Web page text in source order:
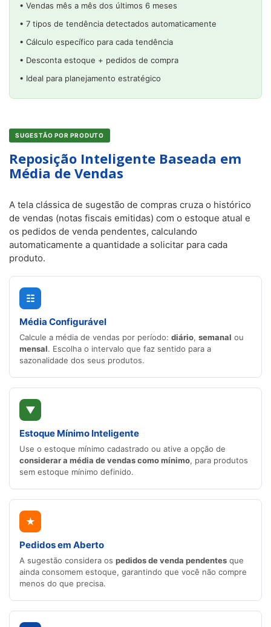
• Vendas mês a mês dos últimos 6 meses
• 7 tipos de tendência detectados automaticamente
• Cálculo específico para cada tendência
• Desconta estoque + pedidos de compra
• Ideal para planejamento estratégico
SUGESTÃO POR PRODUTO
Reposição Inteligente Baseada em
Média de Vendas
A tela clássica de sugestão de compras cruza o histórico
de vendas (notas fiscais emitidas) com o estoque atual e
os pedidos de venda pendentes, calculando
automaticamente a quantidade a solicitar para cada
produto.
☷
Média Configurável
Calcule a média de vendas por período: diário, semanal ou
mensal. Escolha o intervalo que faz sentido para a
sazonalidade dos seus produtos.
▼
Estoque Mínimo Inteligente
Use o estoque mínimo cadastrado ou ative a opção de
considerar a média de vendas como mínimo, para produtos
sem estoque mínimo definido.
★
Pedidos em Aberto
A sugestão considera os pedidos de venda pendentes que
ainda consomem estoque, garantindo que você não compre
menos do que precisa.